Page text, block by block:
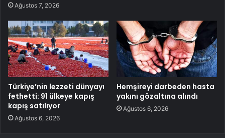
Ağustos 7, 2026
Türkiye’nin lezzeti dünyayı
fethetti: 91 ülkeye kapış
kapış satılıyor
Ağustos 6, 2026
Hemşireyi darbeden hasta
yakını gözaltına alındı
Ağustos 6, 2026